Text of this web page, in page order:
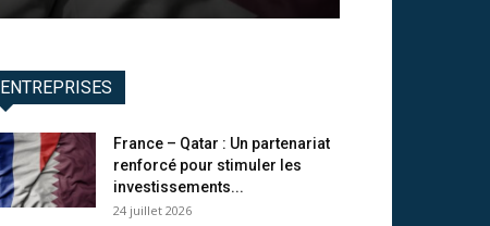
ENTREPRISES
France – Qatar : Un partenariat
renforcé pour stimuler les
investissements...
24 juillet 2026